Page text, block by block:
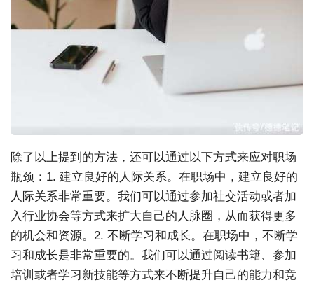
除了以上提到的方法，还可以通过以下方式来应对职场
瓶颈： 1. 建立良好的人际关系。在职场中，建立良好的
人际关系非常重要。我们可以通过参加社交活动或者加
入行业协会等方式来扩大自己的人脉圈，从而获得更多
的机会和资源。 2. 不断学习和成长。在职场中，不断学
习和成长是非常重要的。我们可以通过阅读书籍、参加
培训或者学习新技能等方式来不断提升自己的能力和竞